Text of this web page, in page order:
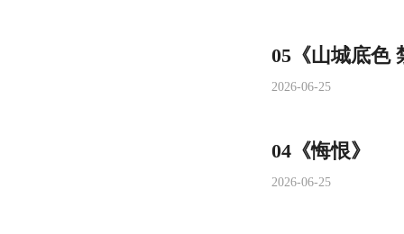
05《山城底色
2026-06-25
04《悔恨》
2026-06-25